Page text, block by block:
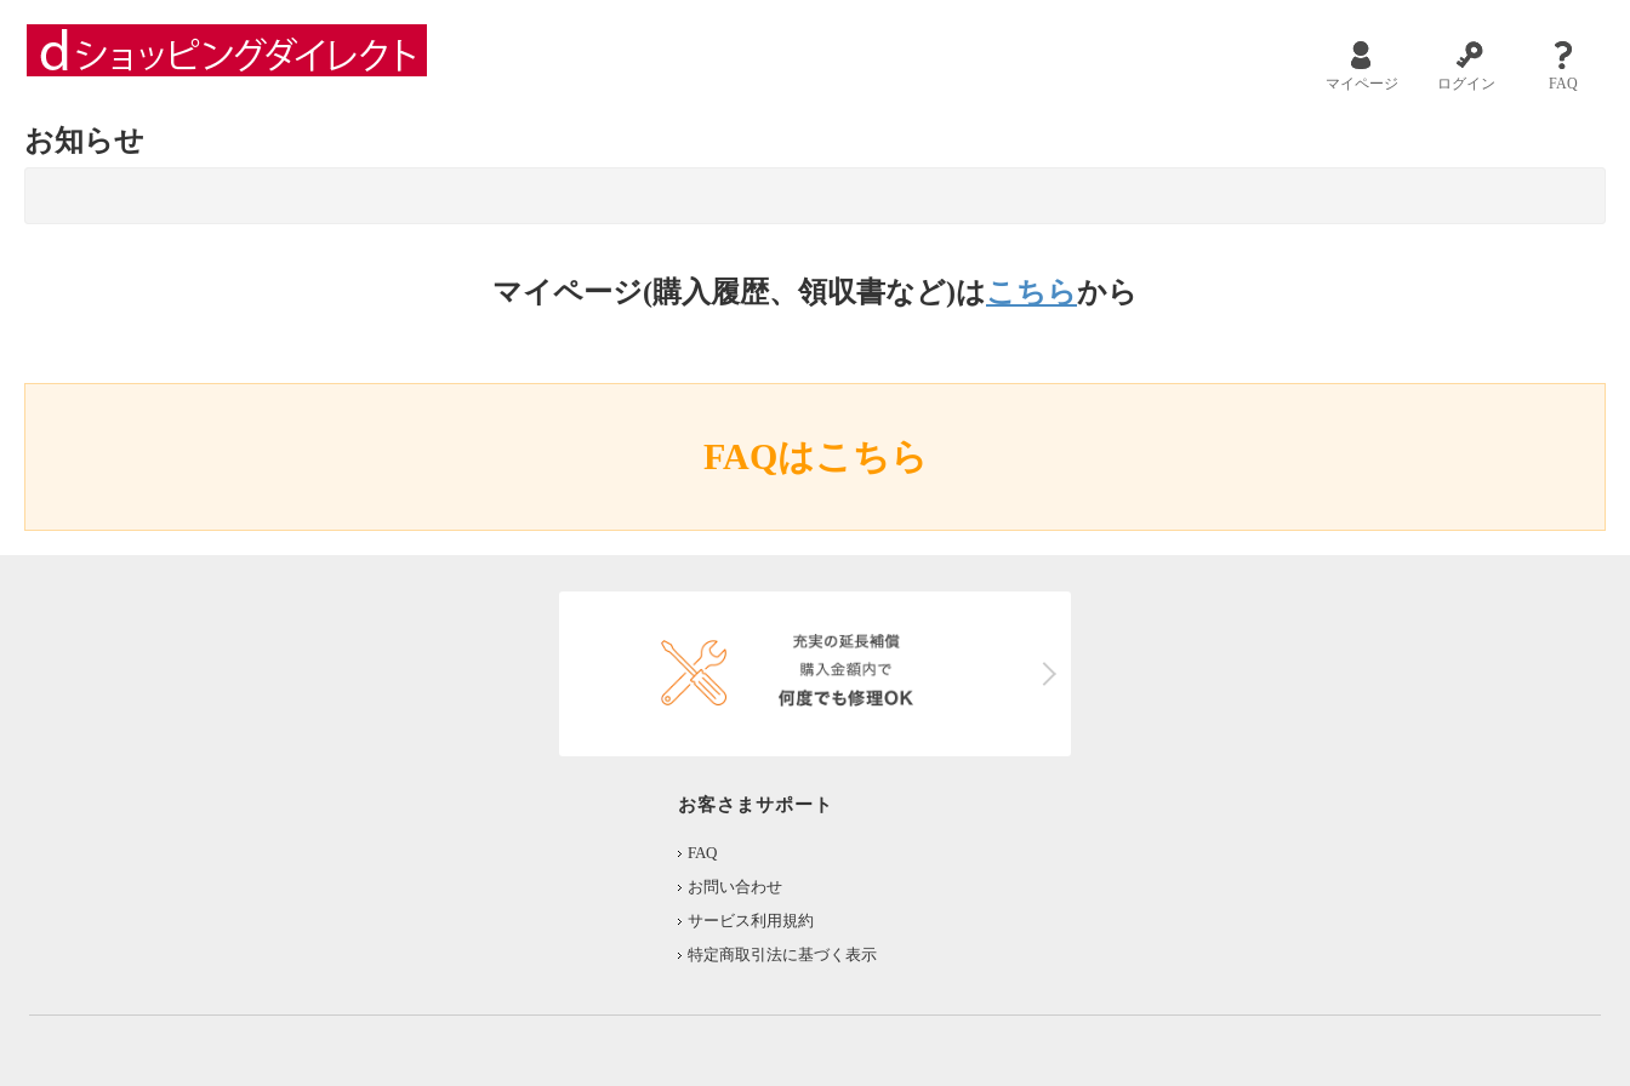
マイページ ログイン FAQ
お知らせ
マイページ(購入履歴、領収書など)はこちらから
FAQはこちら
お客さまサポート
FAQ
お問い合わせ
サービス利用規約
特定商取引法に基づく表示